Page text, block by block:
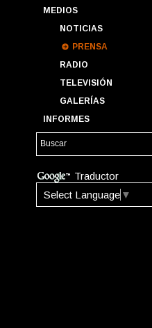
MEDIOS
NOTICIAS
PRENSA
RADIO
TELEVISIÓN
GALERÍAS
INFORMES
Traductor
Select Language ▼